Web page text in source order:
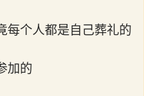
每个人都是自己葬礼的
加的